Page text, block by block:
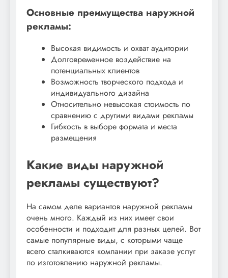
Основные преимущества наружной
рекламы:
Высокая видимость и охват аудитории
Долговременное воздействие на
потенциальных клиентов
Возможность творческого подхода и
индивидуального дизайна
Относительно невысокая стоимость по
сравнению с другими видами рекламы
Гибкость в выборе формата и места
размещения
Какие виды наружной
рекламы существуют?
На самом деле вариантов наружной рекламы
очень много. Каждый из них имеет свои
особенности и подходит для разных целей. Вот
самые популярные виды, с которыми чаще
всего сталкиваются компании при заказе услуг
по изготовлению наружной рекламы.